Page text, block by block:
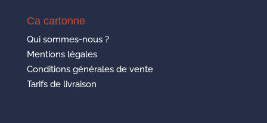
Ca cartonne
Qui sommes-nous ?
Mentions légales
Conditions générales de vente
Tarifs de livraison